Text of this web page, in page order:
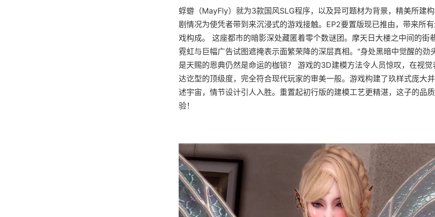
蜉蝣（MayFly）就为3款国风SLG程序，以及异可题材为背景，精美所建
剧情况为使凭者带到来沉浸式的游戏接触。EP2要置版现已推由，带来所
戏构成。 这座都市的暗影深处藏匿着零个数谜团。摩天日大楼之中间的街
霓虹与巨幅广告试图遮掩表示面繁荣降的深层真相。"身处黑暗中觉醒的劲
是天赐的恩典仍然是命运的枷锁？ 游戏的3D建模方法令人员惊叹，在视觉
达讫型的顶级度，完全符合现代玩家的审美一般。游戏构建了玖样式庞大
述宇宙，情节设计引人入胜。重置起初行版的建模工艺更精湛，这子的品
验！